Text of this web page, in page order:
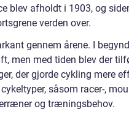
blev afholdt i 1903, og
verden over.
gennem årene. I
men med tiden blev der
der gjorde cykling mere
såsom racer-,
og træningsbehov.